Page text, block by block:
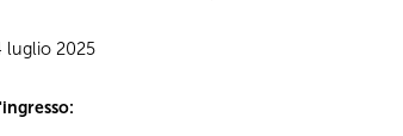
luglio 2025